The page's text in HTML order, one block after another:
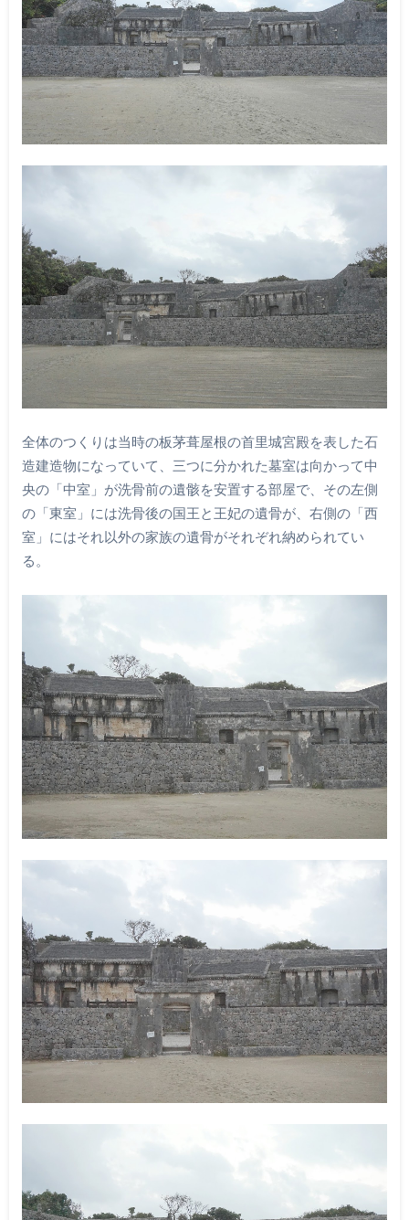
全体のつくりは当時の板茅葺屋根の首里城宮殿を表した石
造建造物になっていて、三つに分かれた墓室は向かって中
央の「中室」が洗骨前の遺骸を安置する部屋で、その左側
の「東室」には洗骨後の国王と王妃の遺骨が、右側の「西
室」にはそれ以外の家族の遺骨がそれぞれ納められてい
る。